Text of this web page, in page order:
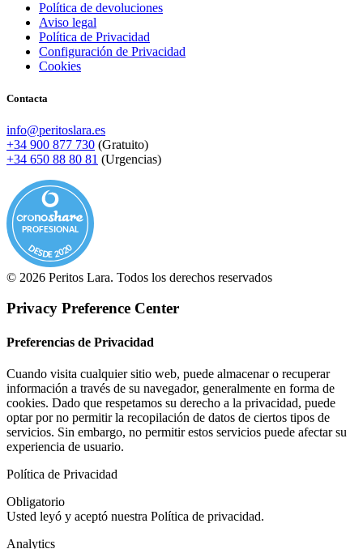
Política de devoluciones
Aviso legal
Política de Privacidad
Configuración de Privacidad
Cookies
Contacta
info@peritoslara.es
+34 900 877 730 (Gratuito)
+34 650 88 80 81 (Urgencias)
PROFESIONAL
DESDE 2020
© 2026 Peritos Lara. Todos los derechos reservados
Privacy Preference Center
Preferencias de Privacidad
Cuando visita cualquier sitio web, puede almacenar o recuperar
información a través de su navegador, generalmente en forma de
cookies. Dado que respetamos su derecho a la privacidad, puede
optar por no permitir la recopilación de datos de ciertos tipos de
servicios. Sin embargo, no permitir estos servicios puede afectar su
experiencia de usuario.
Política de Privacidad
Obligatorio
Usted leyó y aceptó nuestra Política de privacidad.
Analytics